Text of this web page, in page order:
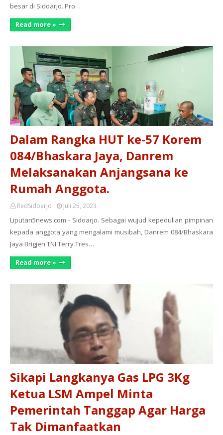
besar di Sidoarjo. Pro…
Read more »
Dalam Rangka HUT ke-57 Korem
084/Bhaskara Jaya, Danrem
Melaksanakan Anjangsana ke
Rumah Anggota.
RedSidoarjo Juli 25, 2023
Liputan5news.com - Sidoarjo. Sebagai wujud kepedulian pimpinan
kepada anggota yang mengalami musibah, Danrem 084/Bhaskara
Jaya Brigjen TNI Terry Tres…
Read more »
Sikapi Langkanya Gas LPG 3Kg
Ketua LSM Ampel Minta
Pemerintah Tanggap Agar Harga
Tak Dimanfaatkan